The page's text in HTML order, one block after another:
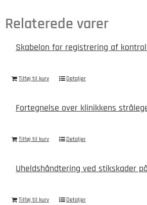
Relaterede varer
Skabelon for registrering af
Tilføj til kurv Detaljer
Fortegnelse over klinikkens
Tilføj til kurv Detaljer
Uheldshåndtering ved stikskader
Tilføj til kurv Detaljer